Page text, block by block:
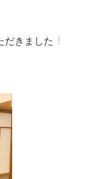
だきました